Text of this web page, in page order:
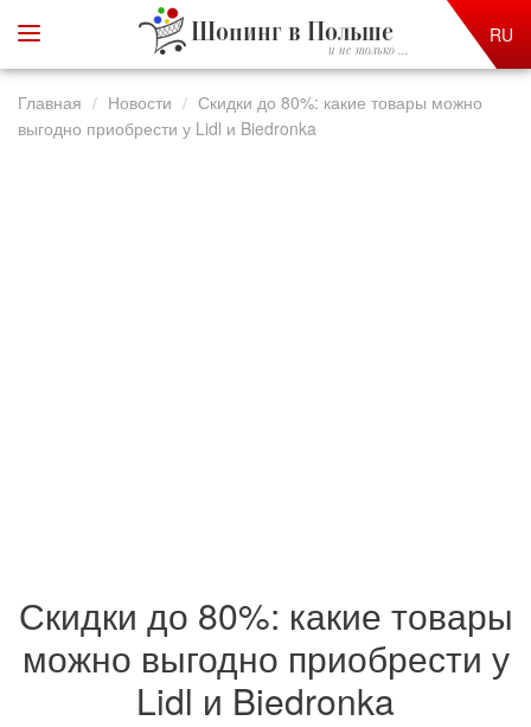
Шопинг в Польше
и не только ...
RU
Главная Новости
Скидки до 80%: какие товары можно
выгодно приобрести у Lidl и Biedronka
Скидки до 80%: какие товары
можно выгодно приобрести у
Lidl и Biedronka